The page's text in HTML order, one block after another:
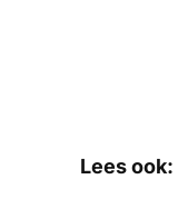
Lees ook: